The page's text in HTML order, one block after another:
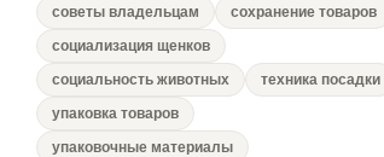
советы владельцам
сохранение товаров
социализация щенков
социальность животных
техника посадки
упаковка товаров
упаковочные материалы